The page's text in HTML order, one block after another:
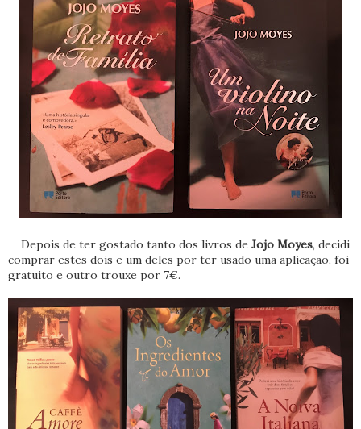
Depois de ter gostado tanto dos livros de Jojo Moyes, decidi
comprar estes dois e um deles por ter usado uma aplicação, foi
gratuito e outro trouxe por 7€.